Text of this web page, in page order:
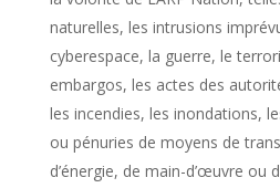
naturelles, les intrusions
cyberespace, la guerre, le
embargos, les actes des
les incendies, les inondations,
ou pénuries de moyens de
d’énergie, de main-d’œuvre ou